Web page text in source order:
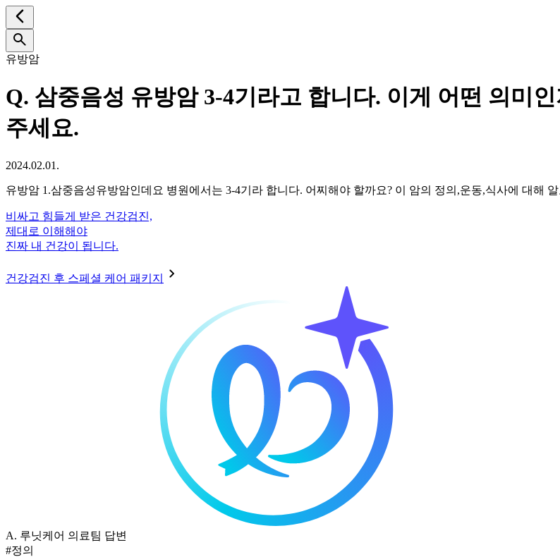
유방암
Q. 삼중음성 유방암 3-4기라고 합니다. 이게 어떤 의미
주세요.
2024.02.01.
유방암 1.삼중음성유방암인데요 병원에서는 3-4기라 합니다. 어찌해야 할까요? 이 암의 정의,운동,식사에 대해
비싸고 힘들게 받은 건강검진,
제대로 이해해야
진짜 내 건강이 됩니다.
건강검진 후 스페셜 케어 패키지
A. 루닛케어 의료팀 답변
#정의